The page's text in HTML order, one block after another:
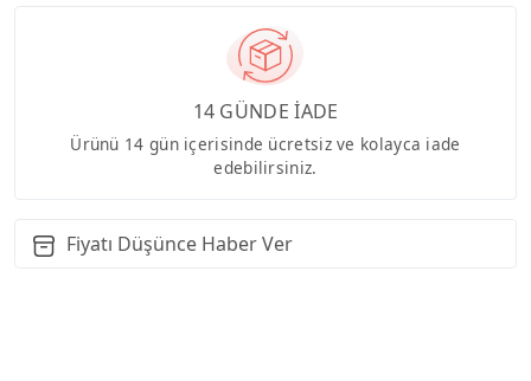
14 GÜNDE İADE
Ürünü 14 gün içerisinde ücretsiz ve kolayca iade
edebilirsiniz.
Fiyatı Düşünce Haber Ver